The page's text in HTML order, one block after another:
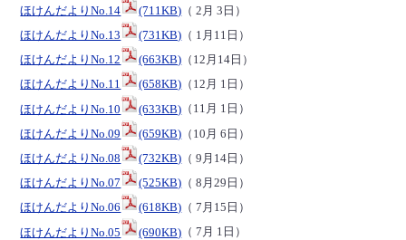
ほけんだよりNo.14
(711KB) （ 2月 3日）
ほけんだよりNo.13
(731KB) （ 1月11日）
ほけんだよりNo.12
(663KB) （12月14日）
ほけんだよりNo.11
(658KB) （12月 1日）
ほけんだよりNo.10
(633KB) （11月 1日）
ほけんだよりNo.09
(659KB) （10月 6日）
ほけんだよりNo.08
(732KB) （ 9月14日）
ほけんだよりNo.07
(525KB) （ 8月29日）
ほけんだよりNo.06
(618KB) （ 7月15日）
ほけんだよりNo.05
(690KB) （ 7月 1日）